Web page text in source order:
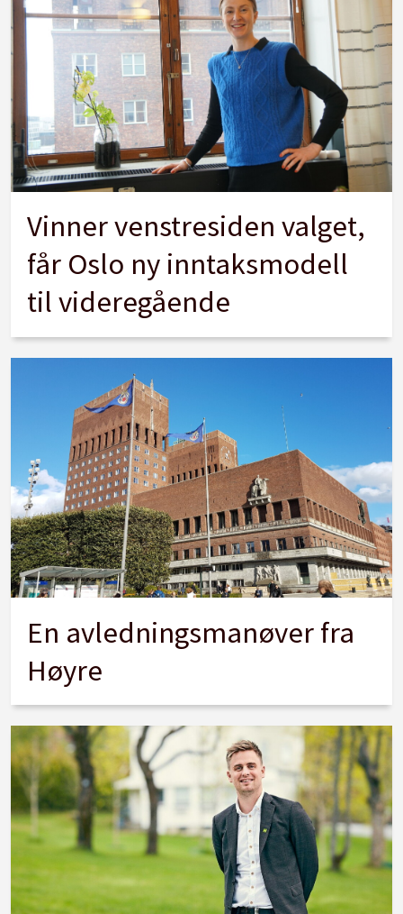
Vinner venstresiden valget,
får Oslo ny inntaksmodell
til videregående
En avledningsmanøver fra
Høyre